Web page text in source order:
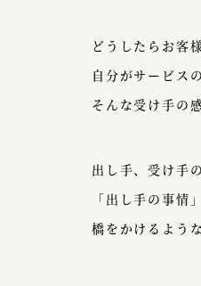
どうしたらお客
自分がサービス
そんな受け手の
出し手、受け手
「出し手の事情
橋をかけるよう